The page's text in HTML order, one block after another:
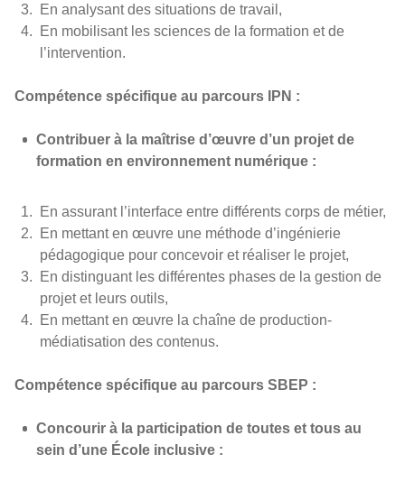
En analysant des situations de travail,
En mobilisant les sciences de la formation et de
l’intervention.
Compétence spécifique au parcours IPN :
Contribuer à la maîtrise d’œuvre d’un projet de
formation en environnement numérique :
En assurant l’interface entre différents corps de métier,
En mettant en œuvre une méthode d’ingénierie
pédagogique pour concevoir et réaliser le projet,
En distinguant les différentes phases de la gestion de
projet et leurs outils,
En mettant en œuvre la chaîne de production-
médiatisation des contenus.
Compétence spécifique au parcours SBEP :
Concourir à la participation de toutes et tous au
sein d’une École inclusive :